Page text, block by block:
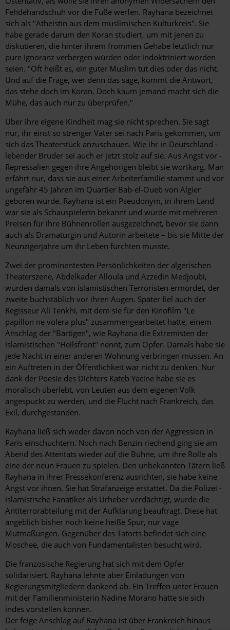
Fehdehandschuh vor die Füße werfen. Rayhana bezeichnet
sich als "Atheistin aus dem muslimischen Kulturkreis". Sie
habe gerade darum den Koran studiert, um mit jenen zu
diskutieren, die hinter ihrem frommen Gehabe letztlich nur
pure Ignoranz verbergen würden oder indoktriniert worden
seien. "Oft heißt es, ein guter Muslim tut dies oder das nicht.
Und auf die Frage, wer denn das sage, kommt die Antwort,
das stehe doch im Koran. Doch kaum jemand macht sich die
Mühe, das auch nur zu überprüfen."
Über ihre eigene Kindheit mag sie nicht sprechen. Sie sagt
nur, ihr einst so strenger Vater sei nach Paris gekommen, um
sich das Theaterstück anzuschauen. Wie ihr in Deutschland ­
lebender Bruder sei auch er jetzt stolz auf sie. Aus Angst vor ­
Repressalien gegen ihre Angehörigen bleibt sie wortkarg. Man
erfährt nur, dass sie aus einer Arbeiterfamilie stammt und vor
ungefähr 45 Jahren im Quartier Bab-el-Oueb von Algier
geboren wurde. Rayhana ist ein Pseudonym, in ihrem Land
war sie als Schauspielerin bekannt und wurde mit mehreren
Preisen für ihre Bühnenrollen ausgezeichnet, bevor sie dann
auch als Dramaturgin und Autorin arbeitete – bis sie Mitte der
Neunzigerjahre um ihr Leben fürchten musste.
Zwei der prominentesten Persönlichkeiten der algerischen
Theaterszene, Abdelkader Alloula und Azzedin Medjoubi,
wurden damals von islamistischen Terroristen ermordet, der
zweite buchstäblich vor ihren Augen. Später fiel auch der
Regisseur Ali Tenkhi, mit dem sie für den Kinofilm "Le
papillon ne volera plus" zusammengearbeitet hatte, einem
Anschlag der "Bärtigen", wie Rayhana die Extremisten der
islamistischen "Heilsfront" nennt, zum Opfer. Damals habe sie
jede Nacht in einer anderen Wohnung verbringen müssen. An
ein Auftreten in der Öffentlichkeit war nicht zu denken. Nur
dank der Poesie des Dichters Kateb Yacine habe sie es
moralisch überlebt, von Leuten aus dem eigenen Volk
angespuckt zu werden, und die Flucht nach Frankreich, das
Exil, durchgestanden.
Rayhana ließ sich weder davon noch von der Aggression in
Paris einschüchtern. Noch nach Benzin riechend ging sie am
Abend des Attentats wieder auf die Bühne, um ihre Rolle als
eine der neun Frauen zu spielen. Den unbekannten Tätern ließ
Rayhana in ihrer Pressekonferenz ausrichten, sie habe keine
Angst vor ihnen. Sie hat Strafanzeige erstattet. Da die Polizei ­
islamistische Fanatiker als Urheber verdächtigt, wurde die
Antiterrorabteilung mit der Aufklärung beauftragt. Diese hat
an­geblich bisher noch keine heiße Spur, nur vage
Mutmaßungen. Gegenüber des Tatorts befindet sich eine
Moschee, die auch von Fundamentalisten besucht wird.
Die französische Regierung hat sich mit dem Opfer
solidarisiert. Rayhana lehnte aber Einladungen von
Regierungsmitgliedern dankend ab. Ein Treffen unter Frauen
mit der Familienministerin Nadine Morano hätte sie sich
indes vorstellen können.
Der feige Anschlag auf Rayhana ist über Frankreich hinaus